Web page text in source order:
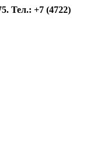
Тел.: +7 (4722)